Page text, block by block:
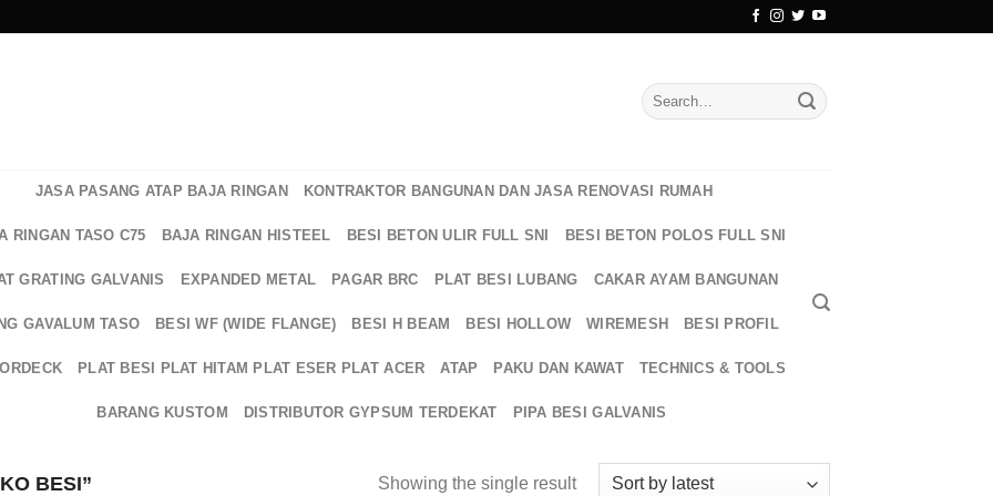
Search
for:
JASA PASANG ATAP BAJA RINGAN KONTRAKTOR BANGUNAN DAN JASA RENOVASI RUMAH
RINGAN TASO C75 BAJA RINGAN HISTEEL BESI BETON ULIR FULL SNI BESI BETON POLOS FULL SNI
GRATING GALVANIS EXPANDED METAL PAGAR BRC PLAT BESI LUBANG CAKAR AYAM BANGUNAN
GAVALUM TASO BESI WF (WIDE FLANGE) BESI H BEAM BESI HOLLOW WIREMESH BESI PROFIL
PLAT BESI PLAT HITAM PLAT ESER PLAT ACER ATAP PAKU DAN KAWAT TECHNICS & TOOLS
BARANG KUSTOM DISTRIBUTOR GYPSUM TERDEKAT PIPA BESI GALVANIS
BESI” Showing the single result